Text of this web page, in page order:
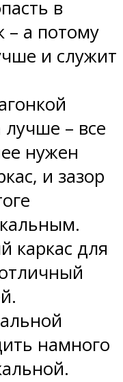
в
– а потому
и служит
лучше – все
нужен
и зазор
каркас для
намного